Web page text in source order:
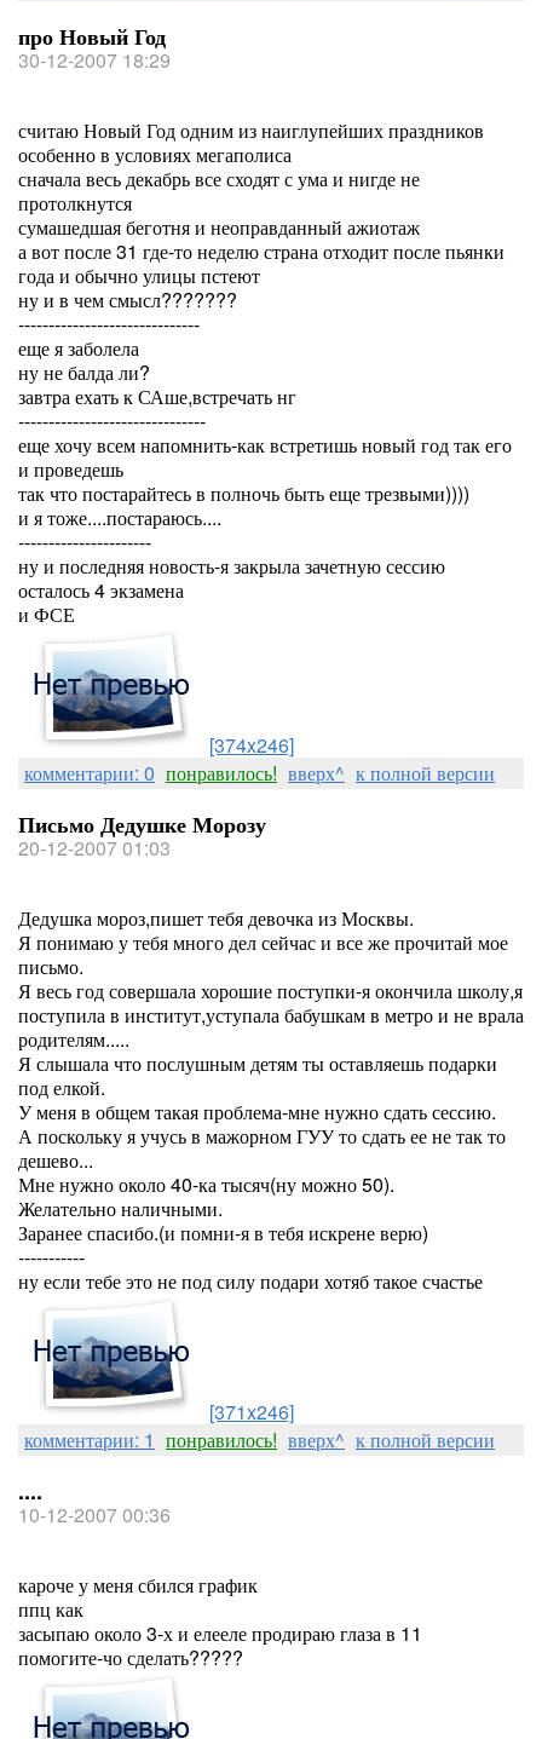
про Новый Год
30-12-2007 18:29
считаю Новый Год одним из наиглупейших праздников
особенно в условиях мегаполиса
сначала весь декабрь все сходят с ума и нигде не
протолкнутся
сумашедшая беготня и неоправданный ажиотаж
а вот после 31 где-то неделю страна отходит после пьянки
года и обычно улицы пстеют
ну и в чем смысл???????
------------------------------
еще я заболела
ну не балда ли?
завтра ехать к САше,встречать нг
-------------------------------
еще хочу всем напомнить-как встретишь новый год так его
и проведешь
так что постарайтесь в полночь быть еще трезвыми))))
и я тоже....постараюсь....
----------------------
ну и последняя новость-я закрыла зачетную сессию
осталось 4 экзамена
и ФСЕ
[374x246]
комментарии: 0 понравилось! вверх^ к полной версии
Письмо Дедушке Морозу
20-12-2007 01:03
Дедушка мороз,пишет тебя девочка из Москвы.
Я понимаю у тебя много дел сейчас и все же прочитай мое
письмо.
Я весь год совершала хорошие поступки-я окончила школу,я
поступила в институт,уступала бабушкам в метро и не врала
родителям.....
Я слышала что послушным детям ты оставляешь подарки
под елкой.
У меня в общем такая проблема-мне нужно сдать сессию.
А поскольку я учусь в мажорном ГУУ то сдать ее не так то
дешево...
Мне нужно около 40-ка тысяч(ну можно 50).
Желательно наличными.
Заранее спасибо.(и помни-я в тебя искрене верю)
-----------
ну если тебе это не под силу подари хотяб такое счастье
[371x246]
комментарии: 1 понравилось! вверх^ к полной версии
....
10-12-2007 00:36
кароче у меня сбился график
ппц как
засыпаю около 3-х и елееле продираю глаза в 11
помогите-чо сделать?????